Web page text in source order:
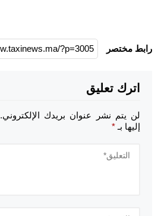
رابط مختصر
اترك تعليق
لن يتم نشر عنوان بريدك الإلكتروني.
إليها بـ *